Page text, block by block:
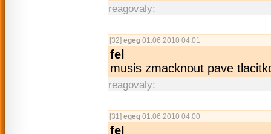
reagovaly:
[32] egeg 01.06.2010 04:01
fel
musis zmacknout pave
reagovaly:
[31] egeg 01.06.2010 04:00
fel